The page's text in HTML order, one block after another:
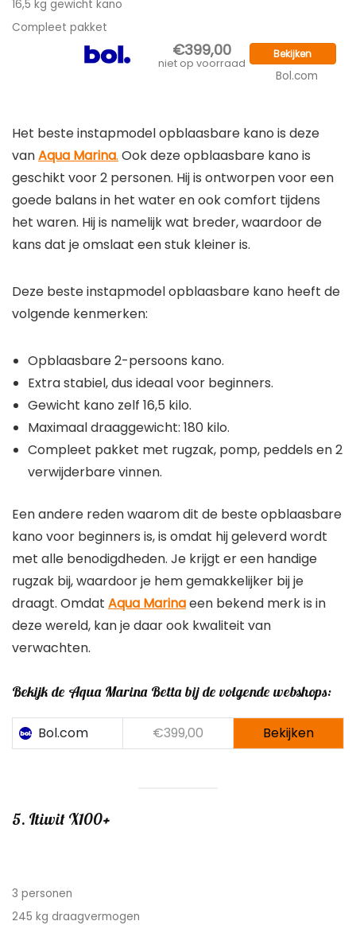
Compleet pakket
niet op voorraad
Bekijken
Bol.com
van Aqua Marina.Ook deze opblaasbare kano is
geschikt voor 2 personen. Hij is ontworpen voor een
goede balans in het water en ook comfort tijdens
het waren. Hij is namelijk wat breder, waardoor de
kans dat je omslaat een stuk kleiner is.
volgende kenmerken:
Extra stabiel, dus ideaal voor beginners.
Gewicht kano zelf 16,5 kilo.
Maximaal draaggewicht: 180 kilo.
Compleet pakket met rugzak, pomp, peddels en 2
verwijderbare vinnen.
kano voor beginners is, is omdat hij geleverd wordt
met alle benodigdheden. Je krijgt er een handige
rugzak bij, waardoor je hem gemakkelijker bij je
draagt. OmdatAqua Marina een bekend merk is in
deze wereld, kan je daar ook kwaliteit van
verwachten.
Bol.com €399,00 Bekijken
245 kg draagvermogen